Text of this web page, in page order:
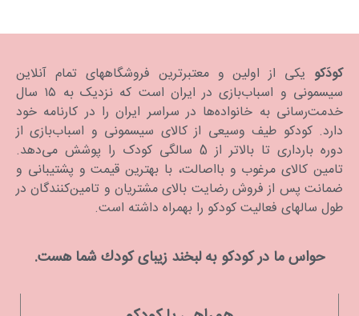
کودَکو یکی از اولین و معتبرترین فروشگاههای تمام آنلاین
سیسمونی و اسباب‌بازی در ایران است که نزدیک به ۱۵ سال
خدمت‌رسانی به خانواده‌ها در سراسر ایران را در کارنامه خود
دارد. كودكو طیف وسیعی از کالای سیسمونی و اسباب‌بازی از
دوره بارداری تا بالاتر از 5 سالگی کودک را پوشش می‌دهد.
تامین کالای مرغوب و بااصالت، با بهترین قیمت و پشتیبانی و
ضمانت پس از فروش رضایت بالای مشتریان و تامین‌کنندگان در
طول سالهای فعالیت کودکو را بهمراه داشته است.
حواس ما در كودكو به لبخند زیبای كودك شما هست.